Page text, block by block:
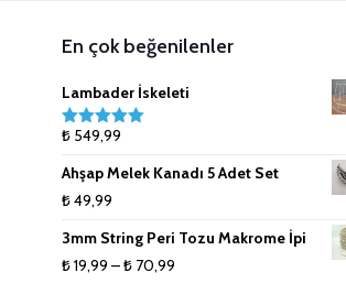
8mm (Tek Büküm) Pamuk İpler
9mm (Tek Büküm) Pamuk İpler
İpler
Anahtarlık Malzemeleri
Çanta Aksesuarları
Doğal Rafya
Jüt İpler
Küpe ve Toka Aparatları
Lanoso İpler
En çok beğenilenler
Lambader İskeleti
5 üzerinden
₺549,99
Ahşap Melek Kanadı 5 Adet Set
₺49,99
3mm String Peri Tozu Makrome İpi
₺19,99 –₺70,99Fiyat